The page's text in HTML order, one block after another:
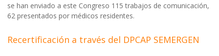
se han enviado a este Congreso 115 trabajos de comunicación,
62 presentados por médicos residentes.
Recertificación a través del DPCAP SEMERGEN